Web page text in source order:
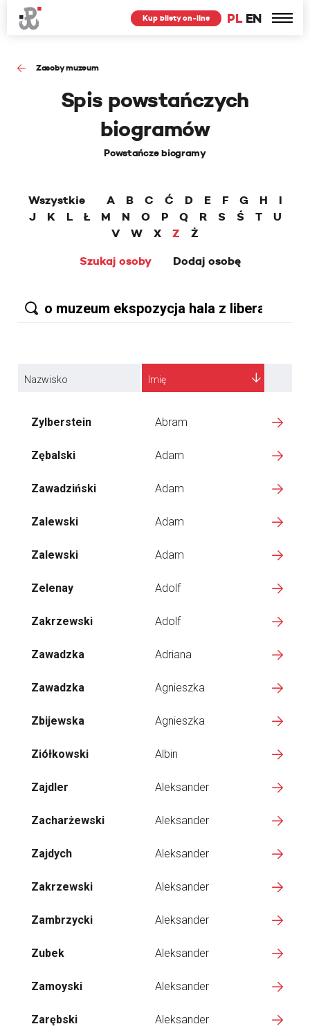
PL EN
Kup bilety on-line
Zasoby muzeum
Spis powstańczych
biogramów
Powstańcze biogramy
Wszystkie A B C Ć D E F G H
I
J
K L Ł M N O P Q R S Ś T
U
V
W X Z
Ż
Szukaj osoby
Dodaj osobę
Nazwisko Imię
Zylberstein Abram
Zębalski Adam
Zawadziński Adam
Zalewski Adam
Zalewski Adam
Zelenay Adolf
Zakrzewski Adolf
Zawadzka Adriana
Zawadzka Agnieszka
Zbijewska Agnieszka
Ziółkowski Albin
Zajdler Aleksander
Zacharżewski Aleksander
Zajdych Aleksander
Zakrzewski Aleksander
Zambrzycki Aleksander
Zubek Aleksander
Zamoyski Aleksander
Zarębski Aleksander